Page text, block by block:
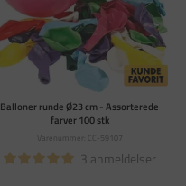
Balloner runde Ø23 cm - Assorterede
farver 100 stk
Varenummer: CC-59107
3 anmeldelser